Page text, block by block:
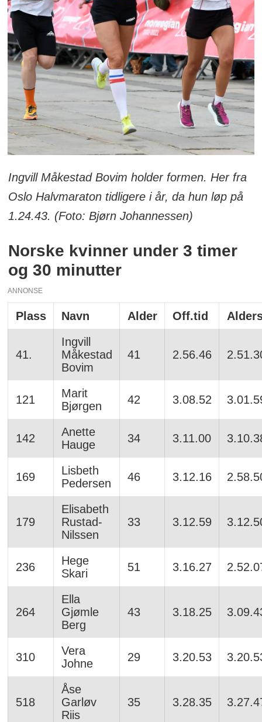
Ingvill Måkestad Bovim holder formen. Her fra
Oslo Halvmaraton tidligere i år, da hun løp på
1.24.43. (Foto: Bjørn Johannessen)
Norske kvinner under 3 timer
og 30 minutter
ANNONSE
Plass Navn Alder Off.tid
41.
Ingvill
Måkestad
Bovim
41 2.56.46
121
Marit
Bjørgen
42 3.08.52
142
Anette
Hauge
34 3.11.00
169
Lisbeth
Pedersen
46 3.12.16
179
Elisabeth
Rustad-
Nilssen
33 3.12.59
236
Hege
Skari
51 3.16.27
264
Ella
Gjømle
Berg
43 3.18.25
310
Vera
Johne
29 3.20.53
518
Åse
Garløv
Riis
35 3.28.35